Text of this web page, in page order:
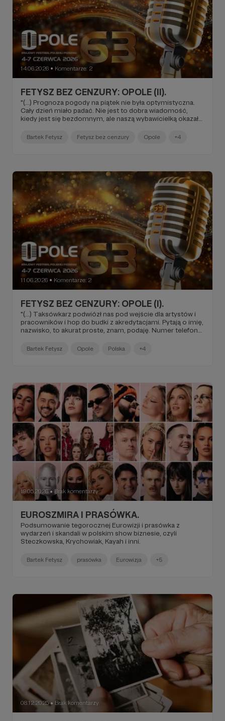
14.06.2026 ● Komentarze: 2
FETYSZ BEZ CENZURY: OPOLE (II).
"(...) Prognoza pogody na piątek nie była optymistyczna.
Cały dzień miało padać. Nie jest to dobra wiadomość,
kiedy jest się bezdomnym, ale naszą wybawicielką okazała
Bartek Fetysz Fetysz bez cenzury Opole +4
11.06.2026 ● Komentarze: 2
FETYSZ BEZ CENZURY: OPOLE (I).
"(...) Taksówkarz podwiózł nas pod wejście dla artystów i
pracowników i hop do budki z akredytacjami. Pytają o imię,
nazwisko, to akurat proste, znam, podaję. Numer telefonu
zespole już nie wiem. Odpowiadam, że groupie, chociaż
opowiadam o zeszłorocznej Eurowizji. Teraz przecież
Bartek Fetysz Opole Polska +4
19.05.2026 ● Brak komentarzy
EUROSZMIRA I PRASÓWKA.
Podsumowanie tegorocznej Eurowizji i prasówka z
wydarzeń i skandali w polskim show biznesie, czyli
Steczkowska, Krychowiak, Kayah i inni.
Bartek Fetysz prasówka Eurowizja +5
08.12.2025 ● Brak komentarzy